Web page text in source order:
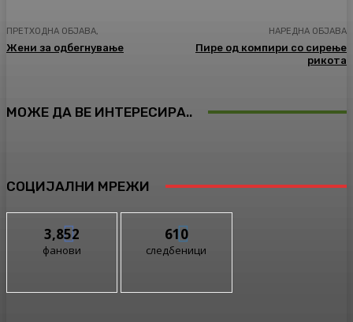
ПРЕТХОДНА ОБЈАВА,
Жени за одбегнување
НАРЕДНА ОБЈАВА
Пире од компири со сирење
рикота
МОЖЕ ДА ВЕ ИНТЕРЕСИРА..
СОЦИЈАЛНИ МРЕЖИ
3,852
фанови
610
следбеници